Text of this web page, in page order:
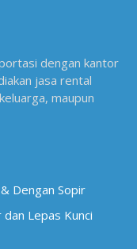
dengan kantor
jasa rental
maupun
Dengan Sopir
Lepas Kunci